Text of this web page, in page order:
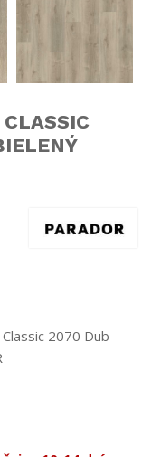
Classic 2070 Dub